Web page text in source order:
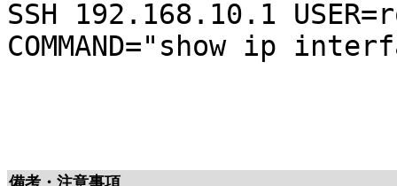
SSH 192.168.10.1
COMMAND="show ip
備考・注意事項